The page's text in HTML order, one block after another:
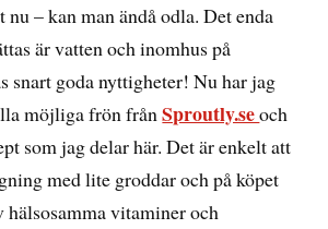
– kan man ändå odla. Det enda
är vatten och inomhus på
snart goda nyttigheter! Nu har jag
möjliga frön frånSproutly.seoch
som jag delar här. Det är enkelt att
med lite groddar och på köpet
hälsosamma vitaminer och